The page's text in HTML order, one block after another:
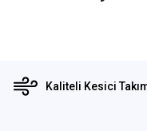
Kaliteli Kesici